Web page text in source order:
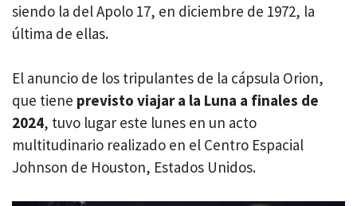
siendo la del Apolo 17, en diciembre de 1972, la
última de ellas.
El anuncio de los tripulantes de la cápsula Orion,
que tiene previsto viajar a la Luna a finales de
2024, tuvo lugar este lunes en un acto
multitudinario realizado en el Centro Espacial
Johnson de Houston, Estados Unidos.